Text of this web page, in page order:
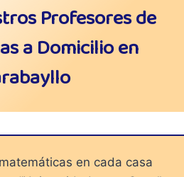
Profesores de
a Domicilio en
en cada casa